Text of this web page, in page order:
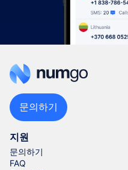
지원
문의하기
FAQ
문의하기